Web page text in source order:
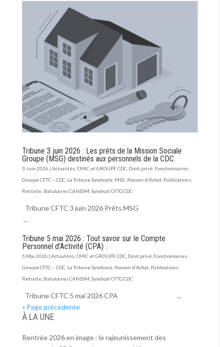
Tribune 3 juin 2026 : Les prêts de la Mission Sociale
Groupe (MSG) destinés aux personnels de la CDC.
3 Juin 2026 | Actualités, CMIC et GROUPE CDC, Droit privé, Fonctionnaires,
Groupe CFTC – CDC, La Tribune Syndicale, MSG Pouvoir d'Achat, Publications,
Retraite, Statutaires CANSSM Syndicat CFTC-CDC
Tribune CFTC 3 juin 2026 Prêts MSG
...
Tribune 5 mai 2026 : Tout savoir sur le Compte
Personnel d’Activité (CPA) .
5 Mai 2026 | Actualités, CMIC et GROUPE CDC, Droit privé, Fonctionnaires,
Groupe CFTC – CDC, La Tribune Syndicale, Pouvoir d'Achat, Publications,
Retraite, Statutaires CANSSM Syndicat CFTC-CDC
Tribune CFTC 5 mai 2026 CPA ...
« Page précédente
À LA UNE
Rentrée 2026 en image : le rajeunissement des